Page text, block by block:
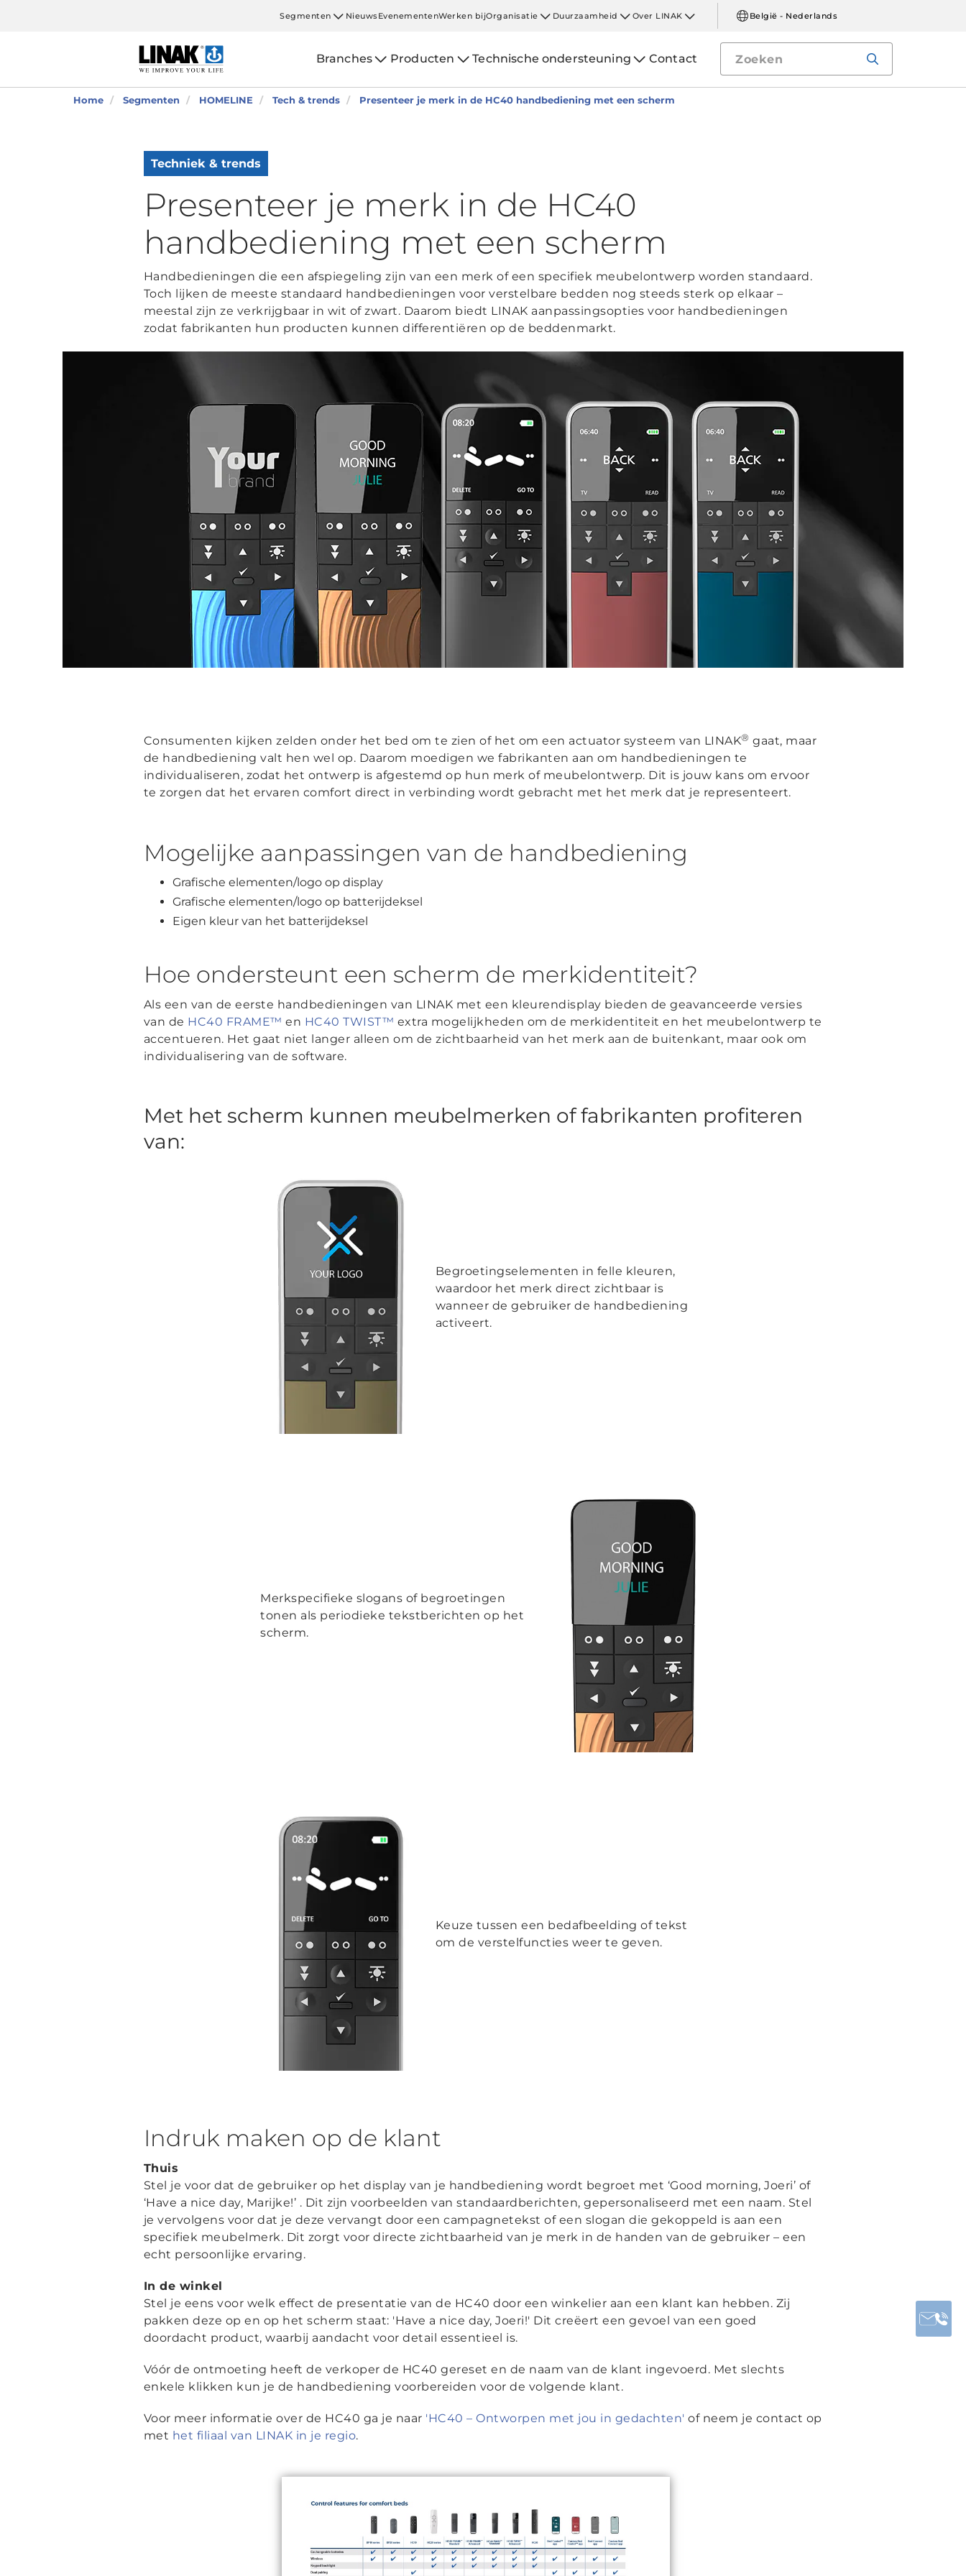
Segmenten NieuwsEvenementenWerken bijOrganisatie Duurzaamheid Over LINAK België - Nederlands
Branches Producten Technische ondersteuning Contact
Home Segmenten HOMELINE Tech & trends Presenteer je merk in de HC40 handbediening met een scherm
Techniek & trends
Presenteer je merk in de HC40
handbediening met een scherm
Handbedieningen die een afspiegeling zijn van een merk of een specifiek meubelontwerp worden standaard.
Toch lijken de meeste standaard handbedieningen voor verstelbare bedden nog steeds sterk op elkaar –
meestal zijn ze verkrijgbaar in wit of zwart. Daarom biedt LINAK aanpassingsopties voor handbedieningen
zodat fabrikanten hun producten kunnen differentiëren op de beddenmarkt.
Consumenten kijken zelden onder het bed om te zien of het om een actuator systeem van LINAK® gaat, maar
de handbediening valt hen wel op. Daarom moedigen we fabrikanten aan om handbedieningen te
individualiseren, zodat het ontwerp is afgestemd op hun merk of meubelontwerp. Dit is jouw kans om ervoor
te zorgen dat het ervaren comfort direct in verbinding wordt gebracht met het merk dat je representeert.
Mogelijke aanpassingen van de handbediening
Grafische elementen/logo op display
Grafische elementen/logo op batterijdeksel
Eigen kleur van het batterijdeksel
Hoe ondersteunt een scherm de merkidentiteit?
Als een van de eerste handbedieningen van LINAK met een kleurendisplay bieden de geavanceerde versies
van de HC40 FRAME™ en HC40 TWIST™ extra mogelijkheden om de merkidentiteit en het meubelontwerp te
accentueren. Het gaat niet langer alleen om de zichtbaarheid van het merk aan de buitenkant, maar ook om
individualisering van de software.
Met het scherm kunnen meubelmerken of fabrikanten profiteren
van:
Begroetingselementen in felle kleuren,
waardoor het merk direct zichtbaar is
wanneer de gebruiker de handbediening
activeert.
Merkspecifieke slogans of begroetingen
tonen als periodieke tekstberichten op het
scherm.
Keuze tussen een bedafbeelding of tekst
om de verstelfuncties weer te geven.
Indruk maken op de klant
Thuis
Stel je voor dat de gebruiker op het display van je handbediening wordt begroet met ‘Good morning, Joeri’ of
‘Have a nice day, Marijke!’ . Dit zijn voorbeelden van standaardberichten, gepersonaliseerd met een naam. Stel
je vervolgens voor dat je deze vervangt door een campagnetekst of een slogan die gekoppeld is aan een
specifiek meubelmerk. Dit zorgt voor directe zichtbaarheid van je merk in de handen van de gebruiker – een
echt persoonlijke ervaring.
In de winkel
Stel je eens voor welk effect de presentatie van de HC40 door een winkelier aan een klant kan hebben. Zij
pakken deze op en op het scherm staat: 'Have a nice day, Joeri!' Dit creëert een gevoel van een goed
doordacht product, waarbij aandacht voor detail essentieel is.
Vóór de ontmoeting heeft de verkoper de HC40 gereset en de naam van de klant ingevoerd. Met slechts
enkele klikken kun je de handbediening voorbereiden voor de volgende klant.
Voor meer informatie over de HC40 ga je naar 'HC40 – Ontworpen met jou in gedachten' of neem je contact op
met het filiaal van LINAK in je regio.